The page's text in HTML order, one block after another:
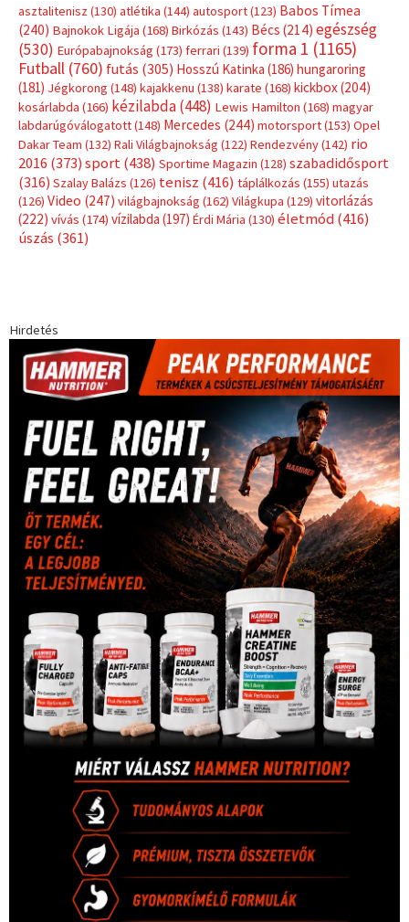
asztalitenisz (130) atlétika (144) autosport(123) Babos Tímea
(240) Bajnokok Ligája (168) Birkózás (143) Bécs (214) egészség
(530) Európabajnokság (173) ferrari (139) forma 1 (1165)
Futball (760) futás (305) Hosszú Katinka (186) hungaroring
(181) Jégkorong (148) kajakkenu (138) karate (168) kickbox(204)
kosárlabda (166) kézilabda(448) Lewis Hamilton (168) magyar
labdarúgóválogatott(148) Mercedes (244) motorsport(153) Opel
Dakar Team (132) Rali Világbajnokság (122) Rendezvény(142) rio
2016 (373) sport(438) Sportime Magazin (128) szabadidősport
(316) Szalay Balázs (126) tenisz (416) táplálkozás (155) utazás
(126) Video (247) világbajnokság (162) Világkupa (129) vitorlázás
(222) vívás (174) vízilabda (197) Érdi Mária (130) életmód(416)
úszás (361)
Hirdetés